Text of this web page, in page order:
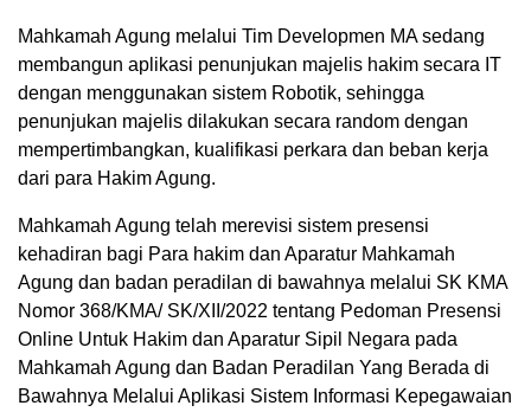
Mahkamah Agung melalui Tim Developmen MA sedang
membangun aplikasi penunjukan majelis hakim secara IT
dengan menggunakan sistem Robotik, sehingga
penunjukan majelis dilakukan secara random dengan
mempertimbangkan, kualifikasi perkara dan beban kerja
dari para Hakim Agung.
Mahkamah Agung telah merevisi sistem presensi
kehadiran bagi Para hakim dan Aparatur Mahkamah
Agung dan badan peradilan di bawahnya melalui SK KMA
Nomor 368/KMA/ SK/XII/2022 tentang Pedoman Presensi
Online Untuk Hakim dan Aparatur Sipil Negara pada
Mahkamah Agung dan Badan Peradilan Yang Berada di
Bawahnya Melalui Aplikasi Sistem Informasi Kepegawaian